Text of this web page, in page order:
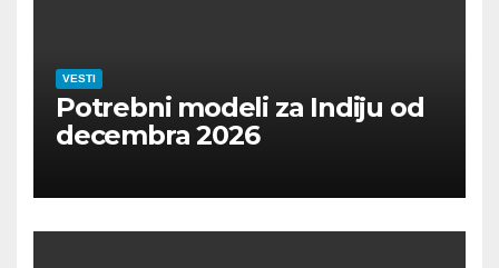
VESTI
Potrebni modeli za Indiju od
decembra 2026